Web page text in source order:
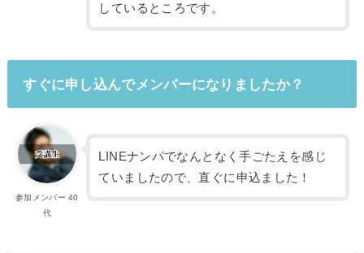
しているところです。
すぐに申し込んでメンバーになりましたか？
参加メンバー 40
代
LINEナンパでなんとなく手ごたえを感じ
ていましたので、直ぐに申込ました！